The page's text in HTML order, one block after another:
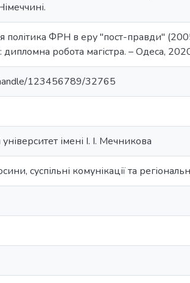
політика ФРН в еру "пост-правди"
робота магістра. – Одеса,
123456789/32765
імені І. І. Мечникова
суспільні комунікації та